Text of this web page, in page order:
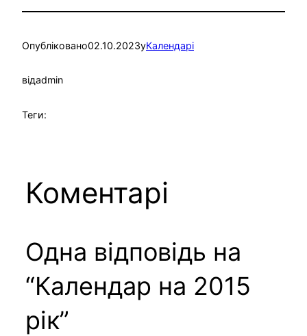
Опубліковано02.10.2023уКалендарі
відadmin
Теги:
Коментарі
Одна відповідь на
“Календар на 2015
рік”